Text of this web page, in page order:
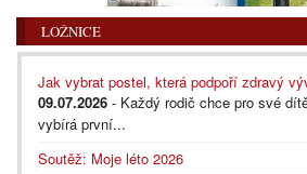
LOŽNICE
Jak vybrat postel, která podpoří zdravý
09.07.2026 - Každý rodič chce pro své
vybírá první...
Soutěž: Moje léto 2026